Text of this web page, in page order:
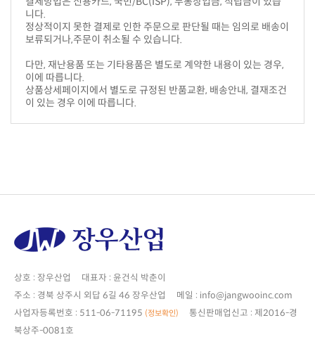
니다.
보류되거나,주문이 취소될 수 있습니다.
이에 따릅니다.
이 있는 경우 이에 따릅니다.
상호 : 장우산업 대표자 : 윤건식 박춘이
주소 : 경북 상주시 외답 6길 46 장우산업 메일 : info@jangwooinc.com
사업자등록번호 : 511-06-71195 (정보확인)
북상주-0081호